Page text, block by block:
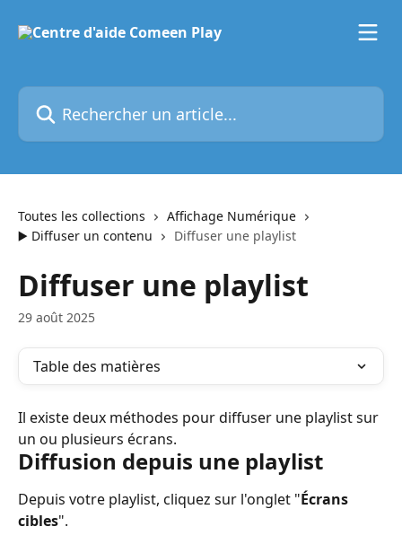
Rechercher un article...
Toutes les collections
Affichage Numérique
▶️ Diffuser un contenu
Diffuser une playlist
Diffuser une playlist
29 août 2025
Table des matières
Il existe deux méthodes pour diffuser une playlist sur
un ou plusieurs écrans.
Diffusion depuis une playlist
Depuis votre playlist, cliquez sur l'onglet "Écrans
cibles".